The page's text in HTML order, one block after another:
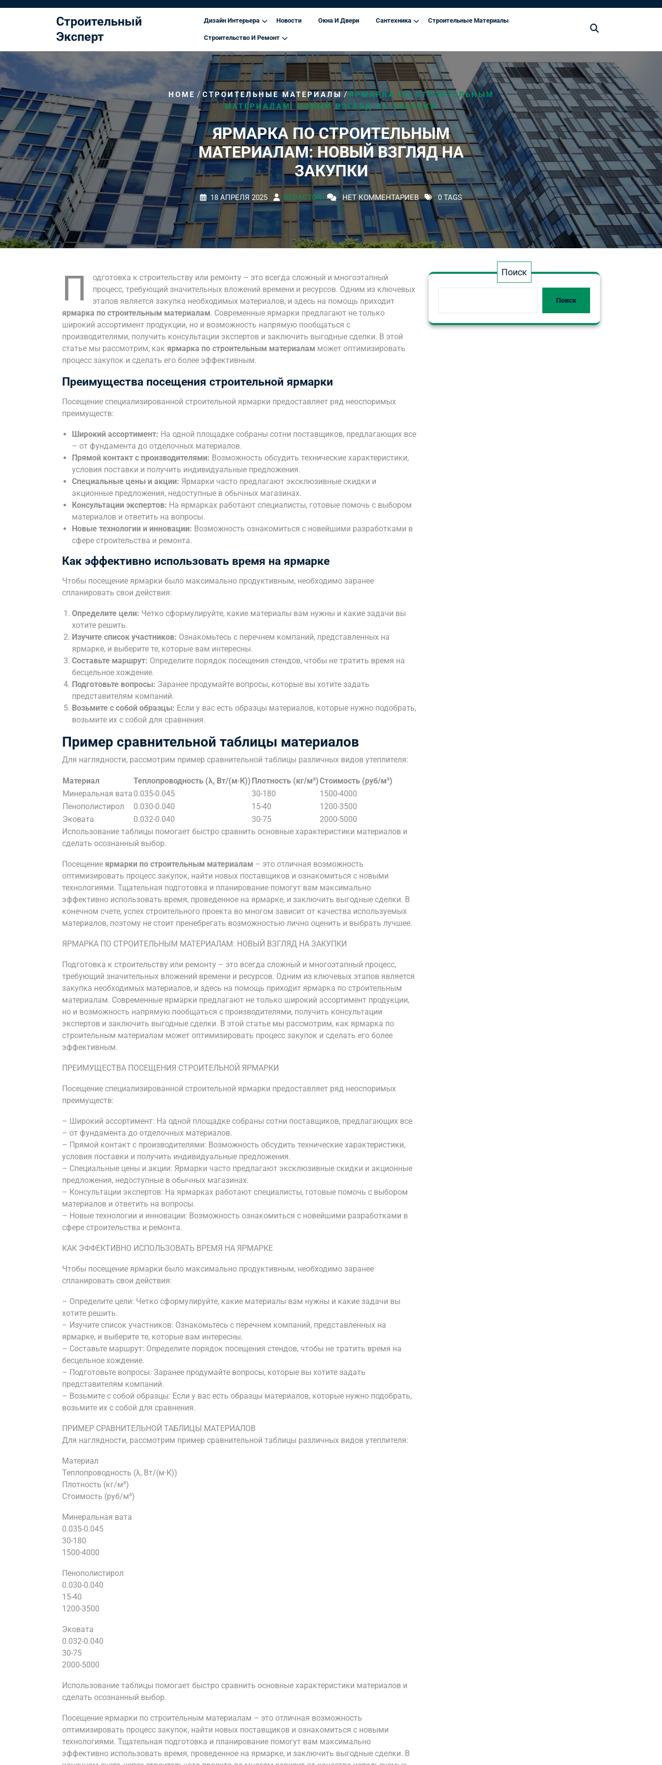
Строительный
Эксперт
Дизайн Интерьера Новости Окна И Двери Сантехника Строительные Материалы
Строительство И Ремонт
HOME /СТРОИТЕЛЬНЫЕ МАТЕРИАЛЫ/ЯРМАРКА ПО СТРОИТЕЛЬНЫМ
МАТЕРИАЛАМ: НОВЫЙ ВЗГЛЯД НА ЗАКУПКИ
ЯРМАРКА ПО СТРОИТЕЛЬНЫМ
МАТЕРИАЛАМ: НОВЫЙ ВЗГЛЯД НА
ЗАКУПКИ
18 АПРЕЛЯ 2025 REDACTOR НЕТ КОММЕНТАРИЕВ 0 TAGS
П
одготовка к строительству или ремонту – это всегда сложный и многоэтапный
процесс, требующий значительных вложений времени и ресурсов. Одним из ключевых
этапов является закупка необходимых материалов, и здесь на помощь приходит
ярмарка по строительным материалам. Современные ярмарки предлагают не только
широкий ассортимент продукции, но и возможность напрямую пообщаться с
производителями, получить консультации экспертов и заключить выгодные сделки. В этой
статье мы рассмотрим, как ярмарка по строительным материалам может оптимизировать
процесс закупок и сделать его более эффективным.
Преимущества посещения строительной ярмарки
Посещение специализированной строительной ярмарки предоставляет ряд неоспоримых
преимуществ:
Широкий ассортимент: На одной площадке собраны сотни поставщиков, предлагающих все
– от фундамента до отделочных материалов.
Прямой контакт с производителями: Возможность обсудить технические характеристики,
условия поставки и получить индивидуальные предложения.
Специальные цены и акции: Ярмарки часто предлагают эксклюзивные скидки и
акционные предложения, недоступные в обычных магазинах.
Консультации экспертов: На ярмарках работают специалисты, готовые помочь с выбором
материалов и ответить на вопросы.
Новые технологии и инновации: Возможность ознакомиться с новейшими разработками в
сфере строительства и ремонта.
Как эффективно использовать время на ярмарке
Чтобы посещение ярмарки было максимально продуктивным, необходимо заранее
спланировать свои действия:
Определите цели: Четко сформулируйте, какие материалы вам нужны и какие задачи вы
хотите решить.
Изучите список участников: Ознакомьтесь с перечнем компаний, представленных на
ярмарке, и выберите те, которые вам интересны.
Составьте маршрут: Определите порядок посещения стендов, чтобы не тратить время на
бесцельное хождение.
Подготовьте вопросы: Заранее продумайте вопросы, которые вы хотите задать
представителям компаний.
Возьмите с собой образцы: Если у вас есть образцы материалов, которые нужно подобрать,
возьмите их с собой для сравнения.
Пример сравнительной таблицы материалов
Для наглядности, рассмотрим пример сравнительной таблицы различных видов утеплителя:
Материал Теплопроводность (λ, Вт/(м·К)) Плотность (кг/м³)Стоимость (руб/м³)
Минеральная вата 0.035-0.045 30-180
1500-4000
Пенополистирол
0.030-0.040 15-40
1200-3500
Эковата
0.032-0.040 30-75
2000-5000
Использование таблицы помогает быстро сравнить основные характеристики материалов и
сделать осознанный выбор.
Посещение ярмарки по строительным материалам – это отличная возможность
оптимизировать процесс закупок, найти новых поставщиков и ознакомиться с новыми
технологиями. Тщательная подготовка и планирование помогут вам максимально
эффективно использовать время, проведенное на ярмарке, и заключить выгодные сделки. В
конечном счете, успех строительного проекта во многом зависит от качества используемых
материалов, поэтому не стоит пренебрегать возможностью лично оценить и выбрать лучшее.
ЯРМАРКА ПО СТРОИТЕЛЬНЫМ МАТЕРИАЛАМ: НОВЫЙ ВЗГЛЯД НА ЗАКУПКИ
Подготовка к строительству или ремонту – это всегда сложный и многоэтапный процесс,
требующий значительных вложений времени и ресурсов. Одним из ключевых этапов является
закупка необходимых материалов, и здесь на помощь приходит ярмарка по строительным
материалам. Современные ярмарки предлагают не только широкий ассортимент продукции,
но и возможность напрямую пообщаться с производителями, получить консультации
экспертов и заключить выгодные сделки. В этой статье мы рассмотрим, как ярмарка по
строительным материалам может оптимизировать процесс закупок и сделать его более
эффективным.
ПРЕИМУЩЕСТВА ПОСЕЩЕНИЯ СТРОИТЕЛЬНОЙ ЯРМАРКИ
Посещение специализированной строительной ярмарки предоставляет ряд неоспоримых
преимуществ:
– Широкий ассортимент: На одной площадке собраны сотни поставщиков, предлагающих все
– от фундамента до отделочных материалов.
– Прямой контакт с производителями: Возможность обсудить технические характеристики,
условия поставки и получить индивидуальные предложения.
– Специальные цены и акции: Ярмарки часто предлагают эксклюзивные скидки и акционные
предложения, недоступные в обычных магазинах.
– Консультации экспертов: На ярмарках работают специалисты, готовые помочь с выбором
материалов и ответить на вопросы.
– Новые технологии и инновации: Возможность ознакомиться с новейшими разработками в
сфере строительства и ремонта.
КАК ЭФФЕКТИВНО ИСПОЛЬЗОВАТЬ ВРЕМЯ НА ЯРМАРКЕ
Чтобы посещение ярмарки было максимально продуктивным, необходимо заранее
спланировать свои действия:
– Определите цели: Четко сформулируйте, какие материалы вам нужны и какие задачи вы
хотите решить.
– Изучите список участников: Ознакомьтесь с перечнем компаний, представленных на
ярмарке, и выберите те, которые вам интересны.
– Составьте маршрут: Определите порядок посещения стендов, чтобы не тратить время на
бесцельное хождение.
– Подготовьте вопросы: Заранее продумайте вопросы, которые вы хотите задать
представителям компаний.
– Возьмите с собой образцы: Если у вас есть образцы материалов, которые нужно подобрать,
возьмите их с собой для сравнения.
ПРИМЕР СРАВНИТЕЛЬНОЙ ТАБЛИЦЫ МАТЕРИАЛОВ
Для наглядности, рассмотрим пример сравнительной таблицы различных видов утеплителя:
Материал
Теплопроводность (λ, Вт/(м·К))
Плотность (кг/м³)
Стоимость (руб/м³)
Минеральная вата
0.035-0.045
30-180
1500-4000
Пенополистирол
0.030-0.040
15-40
1200-3500
Эковата
0.032-0.040
30-75
2000-5000
Использование таблицы помогает быстро сравнить основные характеристики материалов и
сделать осознанный выбор.
Посещение ярмарки по строительным материалам – это отличная возможность
оптимизировать процесс закупок, найти новых поставщиков и ознакомиться с новыми
технологиями. Тщательная подготовка и планирование помогут вам максимально
эффективно использовать время, проведенное на ярмарке, и заключить выгодные сделки. В
Поиск
Поиск